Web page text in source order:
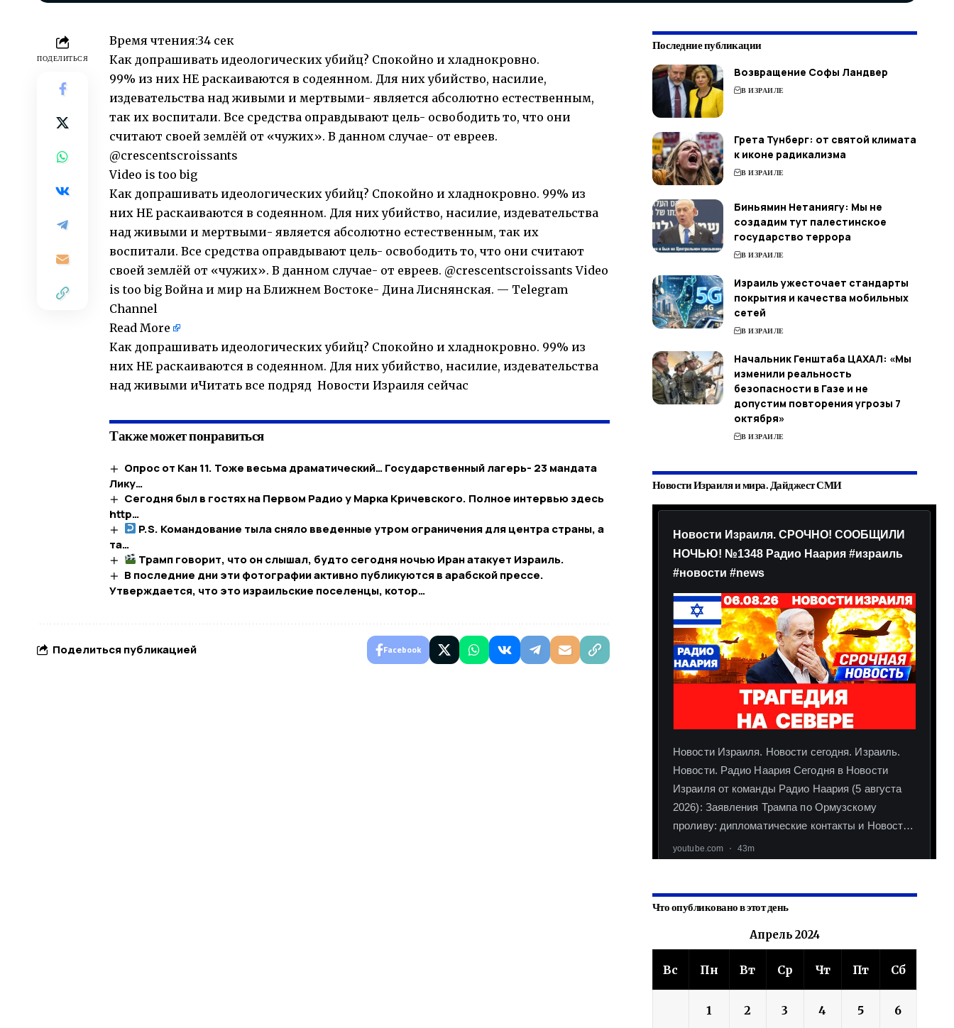
ПОДЕЛИТЬСЯ
Время чтения:34 сек
Как допрашивать идеологических убийц? Спокойно и хладнокровно.
99% из них НЕ раскаиваются в содеянном. Для них убийство, насилие,
издевательства над живыми и мертвыми- является абсолютно естественным,
так их воспитали. Все средства оправдывают цель- освободить то, что они
считают своей землёй от «чужих». В данном случае- от евреев.
@crescentscroissants
Video is too big
Как допрашивать идеологических убийц? Спокойно и хладнокровно. 99% из
них НЕ раскаиваются в содеянном. Для них убийство, насилие, издевательства
над живыми и мертвыми- является абсолютно естественным, так их
воспитали. Все средства оправдывают цель- освободить то, что они считают
своей землёй от «чужих». В данном случае- от евреев. @crescentscroissants Video
is too big Война и мир на Ближнем Востоке- Дина Лиснянская. — Telegram
Channel
Read More
Как допрашивать идеологических убийц? Спокойно и хладнокровно. 99% из
них НЕ раскаиваются в содеянном. Для них убийство, насилие, издевательства
над живыми иЧитать все подряд Новости Израиля сейчас
Также может понравиться
Опрос от Кан 11. Тоже весьма драматический… Государственный лагерь- 23 мандата
Лику…
Сегодня был в гостях на Первом Радио у Марка Кричевского. Полное интервью здесь
http…
P.S. Командование тыла сняло введенные утром ограничения для центра страны, а
та…
Трамп говорит, что он слышал, будто сегодня ночью Иран атакует Израиль.
В последние дни эти фотографии активно публикуются в арабской прессе.
Утверждается, что это израильские поселенцы, котор…
Поделиться публикацией Facebook
Последние публикации
Возвращение Софы Ландвер
В ИЗРАИЛЕ
Грета Тунберг: от святой климата
к иконе радикализма
В ИЗРАИЛЕ
Биньямин Нетаниягу: Мы не
создадим тут палестинское
государство террора
В ИЗРАИЛЕ
Израиль ужесточает стандарты
покрытия и качества мобильных
сетей
В ИЗРАИЛЕ
Начальник Генштаба ЦАХАЛ: «Мы
изменили реальность
безопасности в Газе и не
допустим повторения угрозы 7
октября»
В ИЗРАИЛЕ
Новости Израиля и мира. Дайджест СМИ
Что опубликовано в этот день
Апрель 2024
Вс Пн Вт Ср Чт Пт Сб
1 2 3 4 5 6